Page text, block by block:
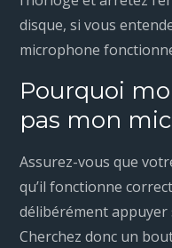
disque, si vous
microphone
Pourquoi
pas mon
Assurez-vous que
qu’il fonctionne
délibérément appuyer
Cherchez donc un